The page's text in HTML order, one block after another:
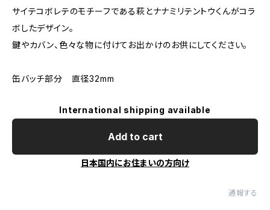
サイテコボレテのモチーフである萩とナナミリテントウくんがコラ
ボしたデザイン。
鍵やカバン、色々な物に付けてお出かけのお供にしてください。
缶バッチ部分 直径32mm
International shipping available
Add to cart
日本国内にお住まいの方向け
通報する